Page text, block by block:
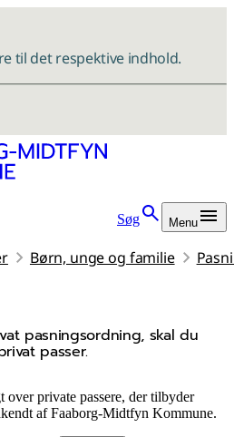
til det respektive indhold.
Søg Menu
Børn, unge og familie
pasningsordning, skal du
passer.
over private passere, der tilbyder
af Faaborg-Midtfyn Kommune.